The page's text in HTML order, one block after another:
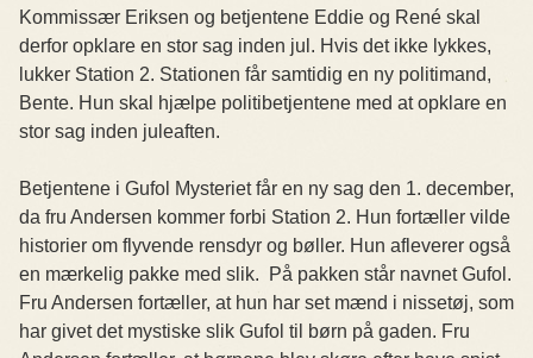
Kommissær Eriksen og betjentene Eddie og René skal
derfor opklare en stor sag inden jul. Hvis det ikke lykkes,
lukker Station 2. Stationen får samtidig en ny politimand,
Bente. Hun skal hjælpe politibetjentene med at opklare en
stor sag inden juleaften.
Betjentene i Gufol Mysteriet får en ny sag den 1. december,
da fru Andersen kommer forbi Station 2. Hun fortæller vilde
historier om flyvende rensdyr og bøller. Hun afleverer også
en mærkelig pakke med slik. På pakken står navnet Gufol.
Fru Andersen fortæller, at hun har set mænd i nissetøj, som
har givet det mystiske slik Gufol til børn på gaden. Fru